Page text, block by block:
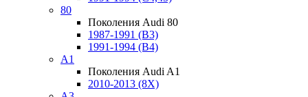
80
Поколения Audi 80
1987-1991 (B3)
1991-1994 (B4)
A1
Поколения Audi A1
2010-2013 (8X)